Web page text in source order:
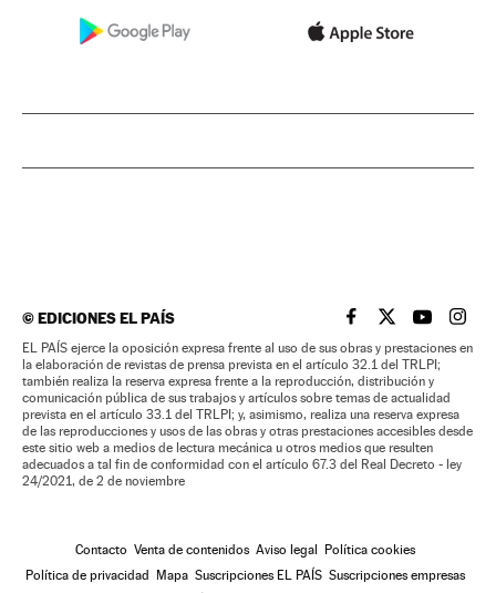
©EDICIONES EL PAÍS EL PAÍS BRASIL EN
EL PAÍSEL PAÍS
EL
EL PAÍS ejerce la oposición expresa frente al uso de sus obras y prestaciones en
la elaboración de revistas de prensa prevista en el artículo 32.1 del TRLPI;
también realiza la reserva expresa frente a la reproducción, distribución y
comunicación pública de sus trabajos y artículos sobre temas de actualidad
prevista en el artículo 33.1 del TRLPI; y, asimismo, realiza una reserva expresa
de las reproducciones y usos de las obras y otras prestaciones accesibles desde
este sitio web a medios de lectura mecánica u otros medios que resulten
adecuados a tal fin de conformidad con el artículo 67.3 del Real Decreto - ley
24/2021, de 2 de noviembre
Contacto Venta de contenidos Aviso legal Política cookies
Política de privacidad Mapa Suscripciones EL PAÍS Suscripciones empresas